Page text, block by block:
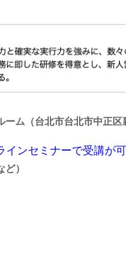
ーム （台北市台北市中正
ンセミナーで受講が可
）